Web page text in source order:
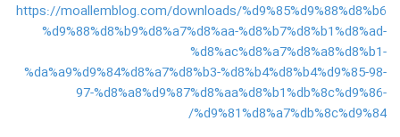
https://moallemblog.com/downloads/%d9%85%d9%88%d8%b6
%d9%88%d8%b9%d8%a7%d8%aa-%d8%b7%d8%b1%d8%ad-
%d8%ac%d8%a7%d8%a8%d8%b1-
%da%a9%d9%84%d8%a7%d8%b3-%d8%b4%d8%b4%d9%85-98-
97-%d8%a8%d9%87%d8%aa%d8%b1%db%8c%d9%86-
%d9%81%d8%a7%db%8c%d9%84/